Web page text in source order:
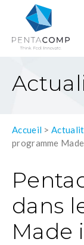
Accueil >
programme
dans
Made